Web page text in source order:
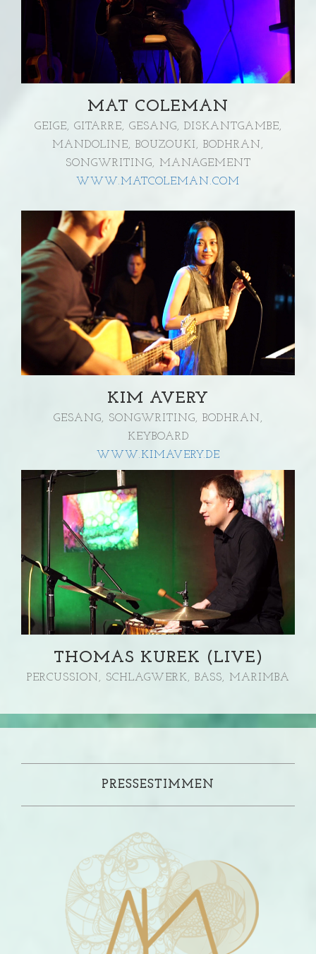
MAT COLEMAN
GEIGE, GITARRE, GESANG, DISKANTGAMBE,
MANDOLINE, BOUZOUKI, BODHRAN,
SONGWRITING, MANAGEMENT
WWW.MATCOLEMAN.COM
KIM AVERY
GESANG, SONGWRITING, BODHRAN,
KEYBOARD
WWW.KIMAVERY.DE
THOMAS KUREK (LIVE)
PERCUSSION, SCHLAGWERK, BASS, MARIMBA
PRESSESTIMMEN